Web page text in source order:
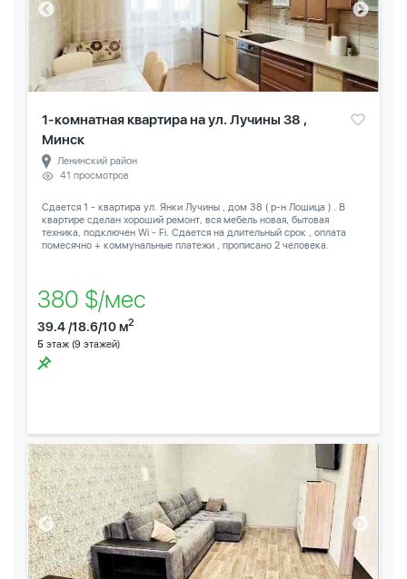
1-комнатная квартира на ул. Лучины 38 ,
Минск
Ленинский район
41 просмотров
Сдается 1 - квартира ул. Янки Лучины , дом 38 ( р-н Лошица ) . В
квартире сделан хороший ремонт, вся мебель новая, бытовая
техника, подключен Wi - Fi. Сдается на длительный срок , оплата
помесячно + коммунальные платежи , прописано 2 человека.
380 $/мес
39.4 /18.6/10 м2
5 этаж (9 этажей)